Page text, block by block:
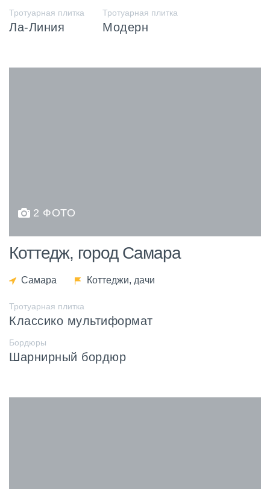
Тротуарная плитка
Ла-Линия
Тротуарная плитка
Модерн
2 ФОТО
Коттедж, город Самара
Самара Коттеджи, дачи
Тротуарная плитка
Классико мультиформат
Бордюры
Шарнирный бордюр